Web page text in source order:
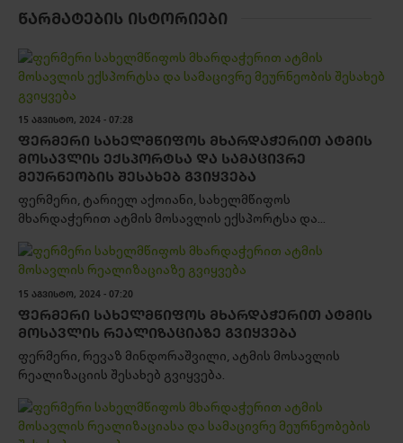
ᲬᲐᲠᲛᲐᲢᲔᲑᲘᲡ ᲘᲡᲢᲝᲠᲘᲔᲑᲘ
15 ᲐᲒᲕᲘᲡᲢᲝ, 2024 - 07:28
ᲤᲔᲠᲛᲔᲠᲘ ᲡᲐᲮᲔᲚᲛᲬᲘᲤᲝᲡ ᲛᲮᲐᲠᲓᲐᲭᲔᲠᲘᲗ ᲐᲢᲛᲘᲡ
ᲛᲝᲡᲐᲕᲚᲘᲡ ᲔᲥᲡᲞᲝᲠᲢᲡᲐ ᲓᲐ ᲡᲐᲛᲐᲪᲘᲕᲠᲔ
ᲛᲔᲣᲠᲜᲔᲝᲑᲘᲡ ᲨᲔᲡᲐᲮᲔᲑ ᲒᲕᲘᲧᲕᲔᲑᲐ
ფერმერი, ტარიელ აქოიანი, სახელმწიფოს
მხარდაჭერით ატმის მოსავლის ექსპორტსა და...
15 ᲐᲒᲕᲘᲡᲢᲝ, 2024 - 07:20
ᲤᲔᲠᲛᲔᲠᲘ ᲡᲐᲮᲔᲚᲛᲬᲘᲤᲝᲡ ᲛᲮᲐᲠᲓᲐᲭᲔᲠᲘᲗ ᲐᲢᲛᲘᲡ
ᲛᲝᲡᲐᲕᲚᲘᲡ ᲠᲔᲐᲚᲘᲖᲐᲪᲘᲐᲖᲔ ᲒᲕᲘᲧᲕᲔᲑᲐ
ფერმერი, რევაზ მინდორაშვილი, ატმის მოსავლის
რეალიზაციის შესახებ გვიყვება.